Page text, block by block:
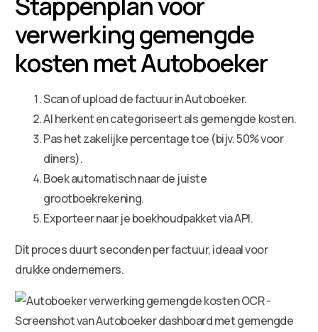
verwerking gemengde
kosten met Autoboeker
Scan of upload de factuur in Autoboeker.
AI herkent en categoriseert als gemengde kosten.
Pas het zakelijke percentage toe (bijv. 50% voor
diners).
Boek automatisch naar de juiste
grootboekrekening.
Exporteer naar je boekhoudpakket via API.
Dit proces duurt seconden per factuur, ideaal voor
drukke ondernemers.